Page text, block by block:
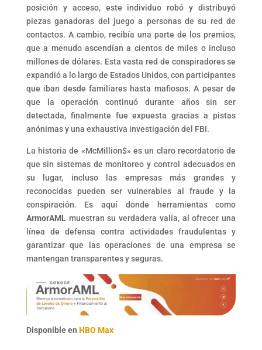
posición y acceso, este individuo robó y distribuyó
piezas ganadoras del juego a personas de su red de
contactos. A cambio, recibía una parte de los premios,
que a menudo ascendían a cientos de miles o incluso
millones de dólares. Esta vasta red de conspiradores se
expandió a lo largo de Estados Unidos, con participantes
que iban desde familiares hasta mafiosos. A pesar de
que la operación continuó durante años sin ser
detectada, finalmente fue expuesta gracias a pistas
anónimas y una exhaustiva investigación del FBI.
La historia de «McMillion$» es un claro recordatorio de
que sin sistemas de monitoreo y control adecuados en
su lugar, incluso las empresas más grandes y
reconocidas pueden ser vulnerables al fraude y la
conspiración. Es aquí donde herramientas como
ArmorAMLmuestran su verdadera valía, al ofrecer una
línea de defensa contra actividades fraudulentas y
garantizar que las operaciones de una empresa se
mantengan transparentes y seguras.
Disponible en HBO Max